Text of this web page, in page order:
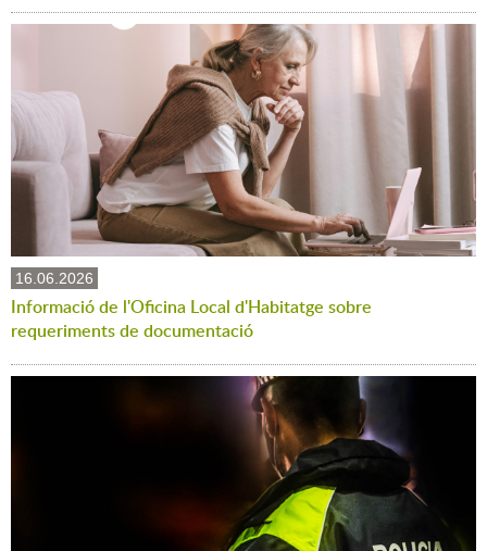
16.06.2026
Informació de l'Oficina Local d'Habitatge sobre
requeriments de documentació